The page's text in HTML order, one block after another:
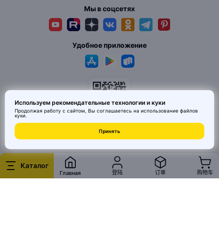
Каталог
Главная 登陆 订单 购物车
доступным ценам. Широкий, регулярно обновляющийся
ассортимент, подарит возможность наслаждаться
качественными покупками, не выходя из дома. Мы предлагаем
покупателям большой выбор дизайнерской мебели,
светильников, бра, торшеров, быструю доставку всего
необходимого. Удобный онлайн-каталог с качественными
фотографиями поделён на разделы, в строке поиска можно
задать критерии, по которым вам будут предложены актуальные
можете найти всё, что ищете
квартиры, но вам для этого не хватало качественной, красивой,
с дизайнерской изюминкой, мебели или торшеров, бра и
светильников? Интернет–магазин MAI HE MAI - это выгодные
предложения, которые смогут удовлетворить самые
притязательные запросы, как именитых дизайнеров, так и
неповторимым. Дизайнерские светильники купить любых
размеров, форм и цветов подойдут для применения во всех
сферах жизни. Напольные светильники – торшеры украсят не
только спальню или салон, но и отлично впишутся в холл
Мы в соцсетях
© 2026 MAI HE MAI. Маркетплейс дизайнерских товаров со всего
Китая по ценам заводов. Все права защищены.
Удобное приложение
Используем рекомендательные технологии и куки
Продолжая работу с сайтом, Вы соглашаетесь на использование файлов
куки.
Принять